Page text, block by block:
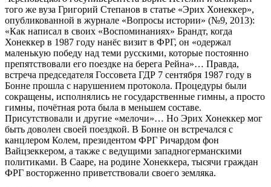
того же вуза Григорий Степанов в статье «Эрих Хонеккер»,
опубликованной в журнале «Вопросы истории» (№9, 2013):
«Как написал в своих «Воспоминаниях» Брандт, когда
Хонеккер в 1987 году нанёс визит в ФРГ, он «одержал
маленькую победу над теми русскими, которые постоянно
препятствовали его поездке на берега Рейна»… Правда,
встреча председателя Госсовета ГДР 7 сентября 1987 году в
Бонне прошла с нарушением протокола. Процедуры были
сокращены, исполнялись не государственные гимны, а просто
гимны, почётная рота была в меньшем составе.
Присутствовали и другие «мелочи»… Но Эрих Хонеккер мог
быть доволен своей поездкой. В Бонне он встречался с
канцлером Колем, президентом ФРГ Ричардом фон
Вайцзеккером, а также с ведущими западногерманскими
политиками. В Сааре, на родине Хонеккера, тысячи граждан
ФРГ восторженно приветствовали своего земляка.